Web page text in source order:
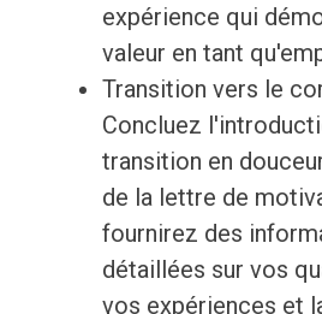
expérience qui
valeur en tant
Transition vers le
Concluez
transition en
de la lettre de
fournirez des
détaillées sur vos
vos expériences et